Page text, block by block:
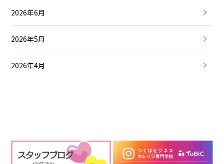
2026年6月
2026年5月
2026年4月